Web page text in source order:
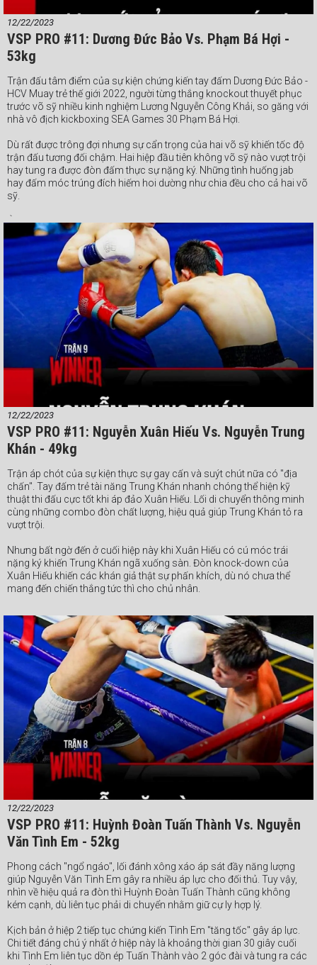
12/22/2023
VSP PRO #11: Dương Đức Bảo Vs. Phạm Bá Hợi -
53kg
Trận đấu tâm điểm của sự kiện chứng kiến tay đấm Dương Đức Bảo -
HCV Muay trẻ thế giới 2022, người từng thắng knockout thuyết phục
trước võ sỹ nhiều kinh nghiệm Lương Nguyễn Công Khải, so găng với
nhà vô địch kickboxing SEA Games 30 Phạm Bá Hợi.
Dù rất được trông đợi nhưng sự cẩn trọng của hai võ sỹ khiến tốc độ
trận đấu tương đối chậm. Hai hiệp đầu tiên không võ sỹ nào vượt trội
hay tung ra được đòn đấm thực sự nặng ký. Những tình huống jab
hay đấm móc trúng đích hiếm hoi dường như chia đều cho cả hai võ
sỹ.
Ở hai hiệp cuối cùng kịch bản không thay đổi. Bá Hợi có một vài tình
huống móc trái chất lượng và 1 cú upper-cut nhưng tiếc là chỉ đi
trúng phần trán của Đức Bảo. Phải đến khoảng 2 phút cuối Đức Bảo
mới tăng tốc áp sát và liên tục ra đòn khiến Bá Hợi khá vất vả phòng
thủ, nhưng đột biến cũng không đến ở thời khắc này.
Không võ sỹ nào thực sự vượt trội, không ngạc nhiên khi cả 3 giám
định đều chấm điểm cân bằng 38-38, đồng nghĩa với kết quả hòa
cho Bá Hợi - Đức Bảo.
#Webthethao #VSPBoxing #boxing #quyenanh
12/22/2023
VSP PRO #11: Nguyễn Xuân Hiếu Vs. Nguyễn Trung
Khán - 49kg
Trận áp chót của sự kiện thực sự gay cấn và suýt chút nữa có "địa
chấn". Tay đấm trẻ tài năng Trung Khán nhanh chóng thể hiện kỹ
thuật thi đấu cực tốt khi áp đảo Xuân Hiếu. Lối di chuyển thông minh
cùng những combo đòn chất lượng, hiệu quả giúp Trung Khán tỏ ra
vượt trội.
Nhưng bất ngờ đến ở cuối hiệp này khi Xuân Hiếu có cú móc trái
nặng ký khiến Trung Khán ngã xuống sàn. Đòn knock-down của
Xuân Hiếu khiến các khán giả thật sự phấn khích, dù nó chưa thể
mang đến chiến thắng tức thì cho chủ nhân.
Bỏ lại phía sau "tai nạn" bất ngờ trên, nhìn chung cả 3 hiệp đấu còn
lại Trung Khán đã thi đấu tốt hơn. Thể hình thấp không ngăn tay đấm
trẻ này tung ra những cú đấm chất lượng giúp anh lội ngược dòng
bằng chiến thắng bằng tính điểm không đồng thuận (2-1) trước Xuân
Hiếu.
#Webthethao #VSPBoxing #boxing #quyenanh
12/22/2023
VSP PRO #11: Huỳnh Đoàn Tuấn Thành Vs. Nguyễn
Văn Tình Em - 52kg
Phong cách "ngổ ngáo", lối đánh xông xáo áp sát đầy năng lượng
giúp Nguyễn Văn Tình Em gây ra nhiều áp lực cho đối thủ. Tuy vậy,
nhìn về hiệu quả ra đòn thì Huỳnh Đoàn Tuấn Thành cũng không
kém cạnh, dù liên tục phải di chuyển nhằm giữ cự ly hợp lý.
Kịch bản ở hiệp 2 tiếp tục chứng kiến Tình Em "tăng tốc" gây áp lực.
Chi tiết đáng chú ý nhất ở hiệp này là khoảng thời gian 30 giây cuối
khi Tình Em liên tục dồn ép Tuấn Thành vào 2 góc đài và tung ra các